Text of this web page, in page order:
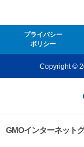
プライバシー
ポリシー
Copyright ©
GMOインターネット